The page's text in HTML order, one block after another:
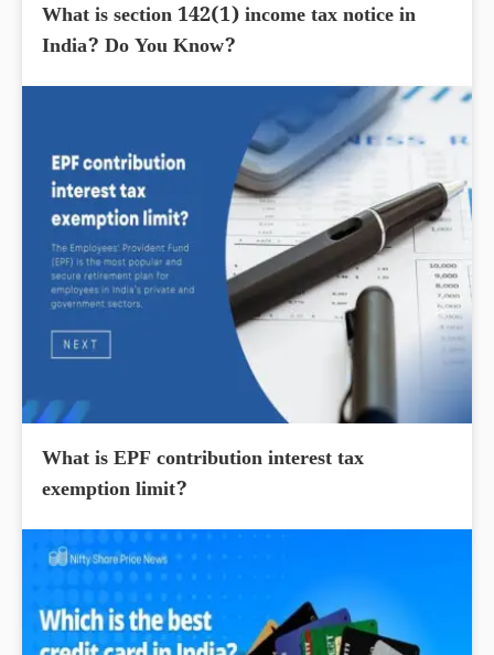
What is section 142(1) income tax notice in
India? Do You Know?
What is EPF contribution interest tax
exemption limit?